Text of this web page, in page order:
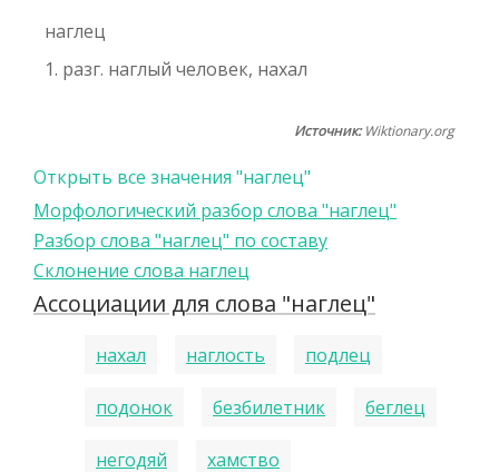
наглец
1. разг. наглый человек, нахал
Источник:Wiktionary.org
Открыть все значения "наглец"
Морфологический разбор слова "наглец"
Разбор слова "наглец" по составу
Склонение слова наглец
Ассоциации для слова "наглец"
нахал наглость подлец
подонок безбилетник беглец
негодяй хамство